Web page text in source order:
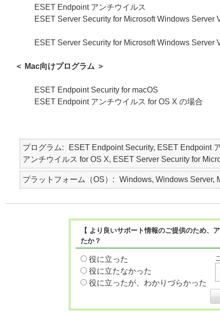
ESET Endpoint アンチウイルス
ESET Server Security for Microsoft Windows Server
ESET Server Security for Microsoft Windows Server
＜ Mac向けプログラム ＞
ESET Endpoint Security for macOS
ESET Endpoint アンチウイルス for OS X の場合
プログラム
ESET Endpoint Security, ESET Endpoint
アンチウイルス for OS X, ESET Server Security for
プラットフォーム（OS） Windows, Windows Server,
【 より良いサポート情報のご提供のため
たか？
役に立った
役に立たなかった
役に立ったが、わかりづらかった